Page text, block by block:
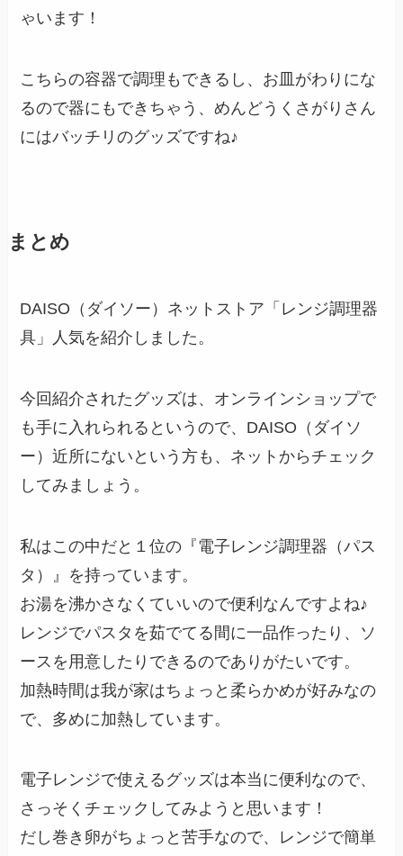
ゃいます！
こちらの容器で調理もできるし、お皿がわりにな
るので器にもできちゃう、めんどうくさがりさん
にはバッチリのグッズですね♪
まとめ
DAISO（ダイソー）ネットストア「レンジ調理器
具」人気を紹介しました。
今回紹介されたグッズは、オンラインショップで
も手に入れられるというので、DAISO（ダイソ
ー）近所にないという方も、ネットからチェック
してみましょう。
私はこの中だと１位の『電子レンジ調理器（パス
タ）』を持っています。
お湯を沸かさなくていいので便利なんですよね♪
レンジでパスタを茹でてる間に一品作ったり、ソ
ースを用意したりできるのでありがたいです。
加熱時間は我が家はちょっと柔らかめが好みなの
で、多めに加熱しています。
電子レンジで使えるグッズは本当に便利なので、
さっそくチェックしてみようと思います！
だし巻き卵がちょっと苦手なので、レンジで簡単